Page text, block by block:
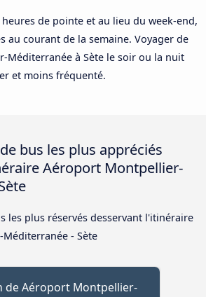
de pointe et au lieu du week-end,
au courant de la semaine. Voyager de
Méditerranée à Sète le soir ou la nuit
et moins fréquenté.
bus les plus appréciés
Aéroport Montpellier-
les plus réservés desservant l'itinéraire
- Sète
de Aéroport Montpellier-